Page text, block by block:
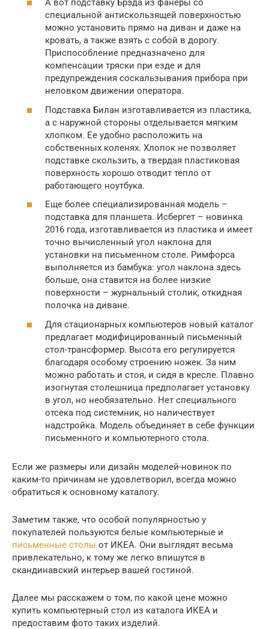
А вот подставку Брэда из фанеры со
специальной антискользящей поверхностью
можно установить прямо на диван и даже на
кровать, а также взять с собой в дорогу.
Приспособление предназначено для
компенсации тряски при езде и для
предупреждения соскальзывания прибора при
неловком движении оператора.
Подставка Билан изготавливается из пластика,
а с наружной стороны отделывается мягким
хлопком. Ее удобно расположить на
собственных коленях. Хлопок не позволяет
подставке скользить, а твердая пластиковая
поверхность хорошо отводит тепло от
работающего ноутбука.
Еще более специализированная модель –
подставка для планшета. Исбергет – новинка
2016 года, изготавливается из пластика и имеет
точно вычисленный угол наклона для
установки на письменном столе. Римфорса
выполняется из бамбука: угол наклона здесь
больше, она ставится на более низкие
поверхности – журнальный столик, откидная
полочка на диване.
Для стационарных компьютеров новый каталог
предлагает модифицированный письменный
стол-трансформер. Высота его регулируется
благодаря особому строению ножек. За ним
можно работать и стоя, и сидя в кресле. Плавно
изогнутая столешница предполагает установку
в угол, но необязательно. Нет специального
отсека под системник, но наличествует
надстройка. Модель объединяет в себе функции
письменного и компьютерного стола.
Если же размеры или дизайн моделей-новинок по
каким-то причинам не удовлетворил, всегда можно
обратиться к основному каталогу.
Заметим также, что особой популярностью у
покупателей пользуются белые компьютерные и
письменные столы от ИКЕА. Они выглядят весьма
привлекательно, к тому же легко впишутся в
скандинавский интерьер вашей гостиной.
Далее мы расскажем о том, по какой цене можно
купить компьютерный стол из каталога ИКЕА и
предоставим фото таких изделий.